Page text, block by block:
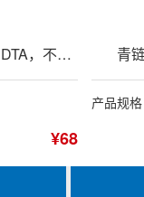
0.25%胰蛋白酶消化液（含 EDTA，不含酚红）
¥68
青
产品规